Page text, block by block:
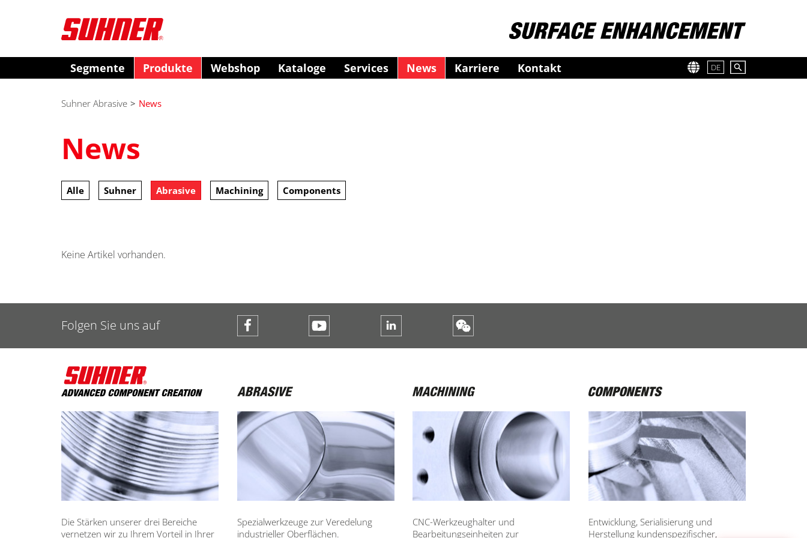
Segmente Produkte Webshop Kataloge Services News Karriere Kontakt DE
Suhner Abrasive > News
News
Alle Suhner Abrasive Machining Components
Keine Artikel vorhanden.
Folgen Sie uns auf
Die Stärken unserer drei Bereiche
vernetzen wir zu Ihrem Vorteil in Ihrer
Spezialwerkzeuge zur Veredelung
industrieller Oberflächen.
CNC-Werkzeughalter und
Bearbeitungseinheiten zur
Entwicklung, Serialisierung und
Herstellung kundenspezifischer,